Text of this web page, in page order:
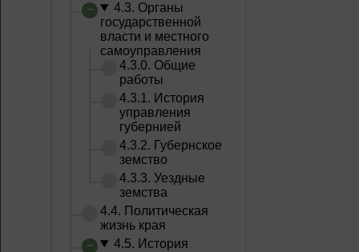
4.3. Органы
государственной
власти и местного
самоуправления
4.3.0. Общие
работы
4.3.1. История
управления
губернией
4.3.2. Губернское
земство
4.3.3. Уездные
земства
4.4. Политическая
жизнь края
4.5. История